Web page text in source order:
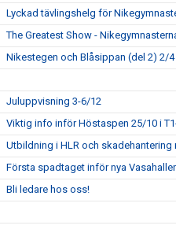
Lyckad tävlingshelg för
The Greatest Show -
Nikestegen och Blåsippan (del 2) 2/4
Juluppvisning 3-6/12
Viktig info inför Höstaspen 25/10 i
Utbildning i HLR och skadehantering
Första spadtaget inför nya
Bli ledare hos oss!